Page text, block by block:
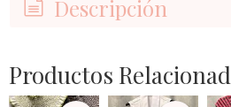
Descripción
Productos